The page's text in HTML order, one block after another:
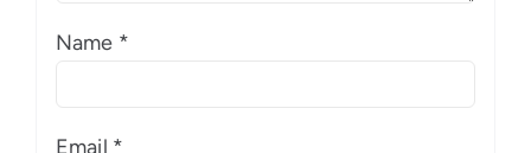
Name *
Email *